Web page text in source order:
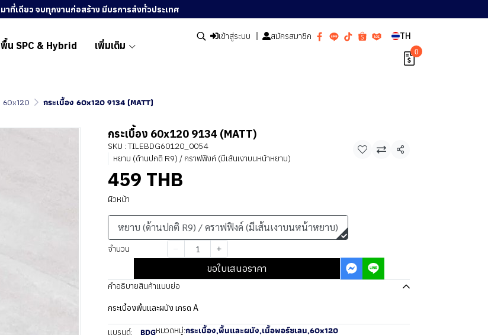
มาที่เดียว จบทุกงานก่อสร้าง มีบรการส่งทั่วประเทศ
พื้น SPC & Hybrid เพิ่มเติม
เข้าสู่ระบบ สมัครสมาชิก TH
0
60x120 กระเบื้อง 60x120 9134 (MATT)
กระเบื้อง 60x120 9134 (MATT)
SKU : TILEBDG60120_0054
หยาบ (ด้านปกติ R9) / คราฟฟิงค์ (มีเส้นเงาบนหน้าหยาบ)
แชร์
459 THB
ผิวหน้า
หยาบ (ด้านปกติ R9) / คราฟฟิงค์ (มีเส้นเงาบนหน้าหยาบ)
จำนวน
ขอใบเสนอราคา
คำอธิบายสินค้าแบบย่อ
กระเบื้องพื้นและผนัง เกรด A
แบรนด์: BDGหมวดหมู่:กระเบื้อง,พื้นและผนัง,เนื้อพอร์ซเลน,60x120